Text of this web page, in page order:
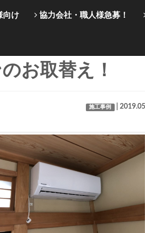
向け 協力会社・職人様急募！
お取替え！
施工事例 |